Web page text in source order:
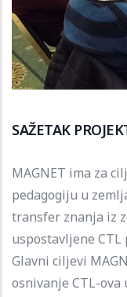
SAŽETAK
MAGNET ima za
pedagogiju u
transfer znanja iz
uspostavljene
Glavni ciljevi
osnivanje CTL-